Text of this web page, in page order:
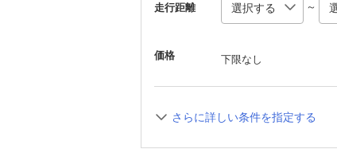
走行距離 ～
価格 下限なし
さらに詳しい条件を指定する